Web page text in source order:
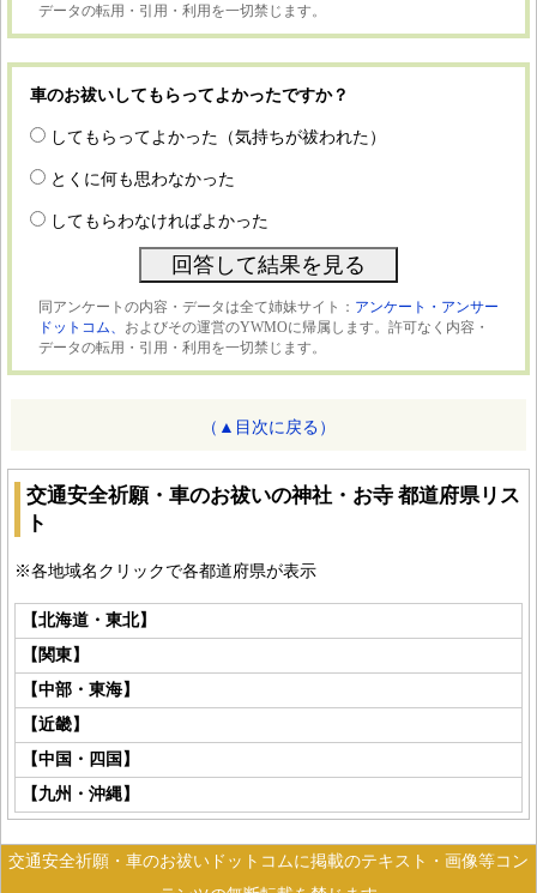
データの転用・引用・利用を一切禁じます。
車のお祓いしてもらってよかったですか？
してもらってよかった（気持ちが祓われた）
とくに何も思わなかった
してもらわなければよかった
同アンケートの内容・データは全て姉妹サイト： アンケート・アンサー
ドットコム、 およびその運営のYWMOに帰属します。許可なく内容・
データの転用・引用・利用を一切禁じます。
（▲目次に戻る）
交通安全祈願・車のお祓いの神社・お寺 都道府県リス
ト
※各地域名クリックで各都道府県が表示
【北海道・東北】
【関東】
【中部・東海】
【近畿】
【中国・四国】
【九州・沖縄】
交通安全祈願・車のお祓いドットコムに掲載のテキスト・画像等コン